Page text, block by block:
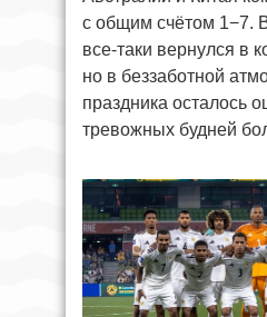
с общим счётом 1−7.
все-таки вернулся в
но в беззаботной
праздника осталось
тревожных будней